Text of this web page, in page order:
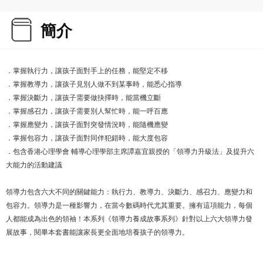
簡介
．掌握執行力，讓孩子面對手上的任務，能堅定不移
．掌握教導力，讓孩子見別人做不到某事時，能悉心指導
．掌握決斷力，讓孩子需要做抉擇時，能當機立斷
．掌握感召力，讓孩子需要別人幫忙時，能一呼百應
．掌握應變力，讓孩子面對突發情況時，能隨機應變
．掌握包容力，讓孩子面對同伴犯錯時，能大度包容
．包含香港心理學會 輔導心理學部主席譚嘉宜親授的「領導力升級法」及提升六
大能力的活動建議
領導力包含六大不同的關鍵能力：執行力、教導力、決斷力、感召力、應變力和
包容力。領導力是一種影響力，在當今數碼時代尤其重要。擁有這項能力，每個
人都能成為出色的領袖！本系列《領導力養成故事系列》針對以上六大領導力發
展故事，閱畢本套書能讓家長更全面地培養孩子的領導力。